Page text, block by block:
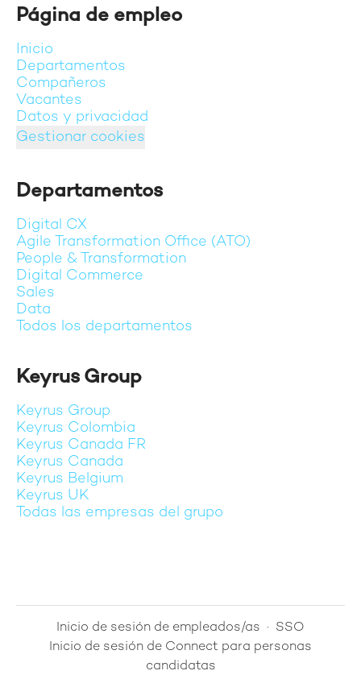
Página de empleo
Inicio
Departamentos
Compañeros
Vacantes
Datos y privacidad
Gestionar cookies
Departamentos
Digital CX
Agile Transformation Office (ATO)
People & Transformation
Digital Commerce
Sales
Data
Todos los departamentos
Keyrus Group
Keyrus Group
Keyrus Colombia
Keyrus Canada FR
Keyrus Canada
Keyrus Belgium
Keyrus UK
Todas las empresas del grupo
Inicio de sesión de empleados/as · SSO
Inicio de sesión de Connect para personas
candidatas